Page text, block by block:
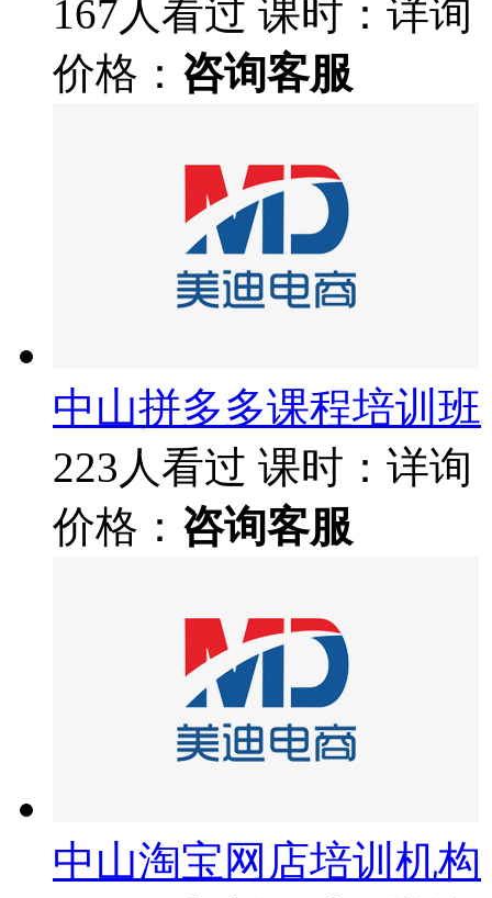
167人看过 课时：详询
价格： 咨询客服
中山拼多多课程培训班
223人看过 课时：详询
价格： 咨询客服
中山淘宝网店培训机构